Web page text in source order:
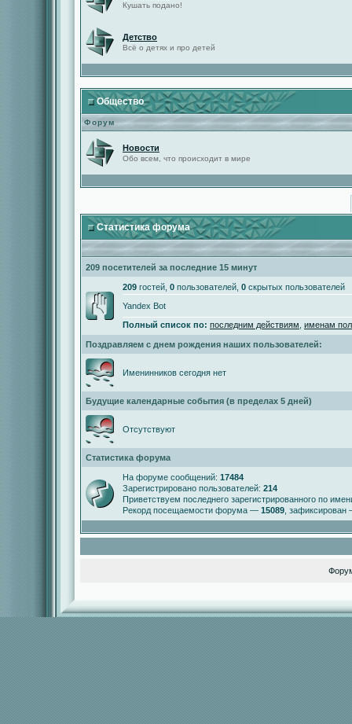
Кушать подано!
Детство
Всё о детях и про детей
Общество
Форум
Новости
Обо всем, что происходит в мире
Статистика форума
209 посетителей за последние 15 минут
209 гостей, 0 пользователей, 0 скрытых пользователей
Yandex Bot
Полный список по: последним действиям именам
Поздравляем с днем рождения наших пользователей:
Именинников сегодня нет
Будущие календарные события (в пределах 5 дней)
Отсутствуют
Статистика форума
На форуме сообщений: 17484
Зарегистрировано пользователей: 214
Приветствуем последнего зарегистрированного по
Рекорд посещаемости форума — 15089 ,